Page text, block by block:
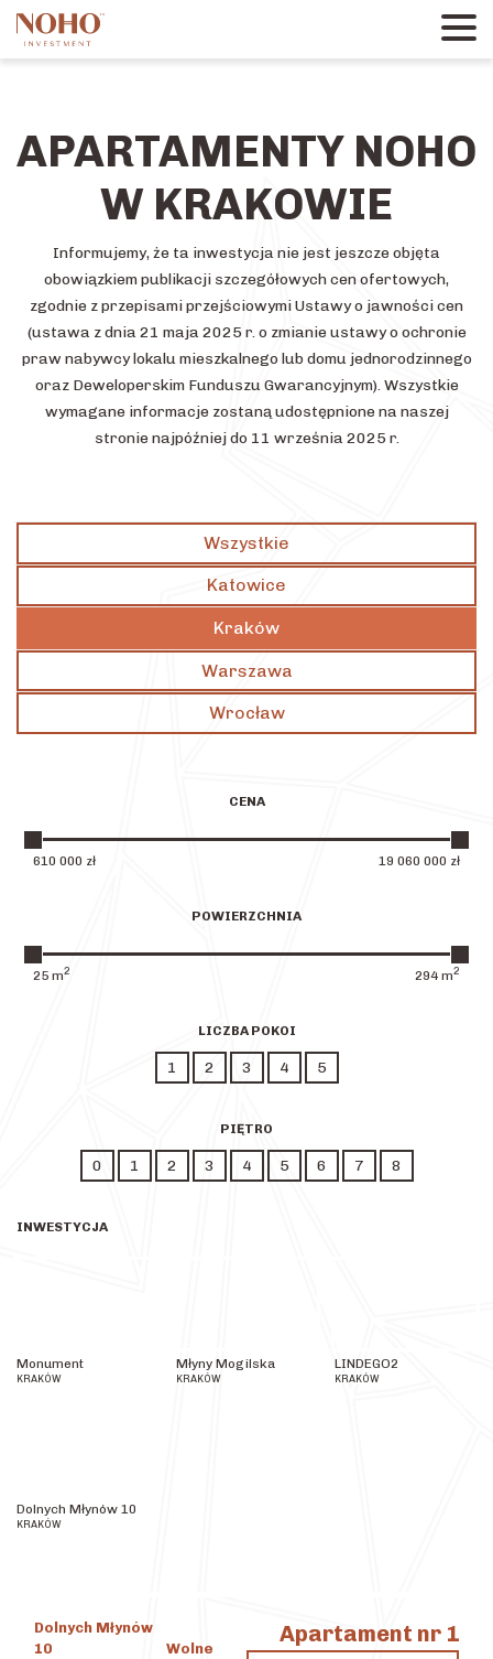
APARTAMENTY NOHO
W KRAKOWIE
Informujemy, że ta inwestycja nie jest jeszcze objęta
obowiązkiem publikacji szczegółowych cen ofertowych,
zgodnie z przepisami przejściowymi Ustawy o jawności cen
(ustawa z dnia 21 maja 2025 r. o zmianie ustawy o ochronie
praw nabywcy lokalu mieszkalnego lub domu jednorodzinnego
oraz Deweloperskim Funduszu Gwarancyjnym). Wszystkie
wymagane informacje zostaną udostępnione na naszej
stronie najpóźniej do 11 września 2025 r.
Wszystkie
Katowice
Kraków
Warszawa
Wrocław
INWESTYCJA
Monument
KRAKÓW
Monument
Młyny
Mogilska
KRAKÓW
Młyny Mogilska LINDEGO2
KRAKÓW
LINDEGO2
Dolnych
Młynów 10
KRAKÓW
Dolnych Młynów 10
POWIERZCHNIA
25 m2 294 m2
CENA
610 000 zł 19 060 000 zł
LICZBA POKOI
1 2 3 4 5
PIĘTRO
0 1 2 3 4 5 6 7 8
Dolnych Młynów
10
Wolne
Apartament nr 1